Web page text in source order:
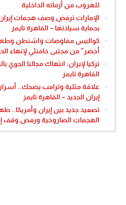
للهروب من أزماته الداخلية
الإمارات ترفض وصف هجمات إيران
بحماية سيادتها – القاهرة تايمز
أخضر” من مجتبى خامنئي لإنهاء
تركيا لإيران: انتهاك مجالنا الجوي
القاهرة تايمز
علاقة مثلية وترامب يضحك..
إيران الجديد – القاهرة تايمز
تصعيد جديد بين إيران وأمريكا..
الهجمات الصاروخية ورفض وقف